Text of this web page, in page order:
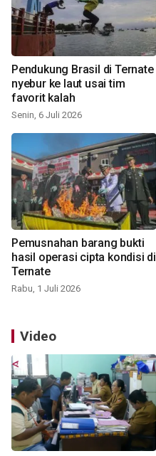
Pendukung Brasil di Ternate
nyebur ke laut usai tim
favorit kalah
Senin, 6 Juli 2026
Pemusnahan barang bukti
hasil operasi cipta kondisi di
Ternate
Rabu, 1 Juli 2026
Video